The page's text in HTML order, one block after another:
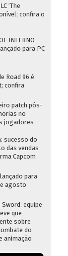
‘The
confira o
INFERNO
para PC
Road 96 é
confira
patch pós-
no
jogadores
sucesso do
das vendas
Capcom
para
agosto
equipe
que
sobre
do
animação